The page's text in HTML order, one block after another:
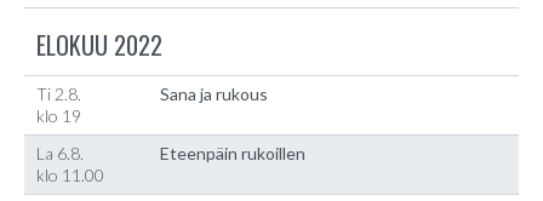
ELOKUU 2022
Ti 2.8.
klo 19
Sana ja rukous
La 6.8.
klo 11.00
Eteenpäin rukoillen